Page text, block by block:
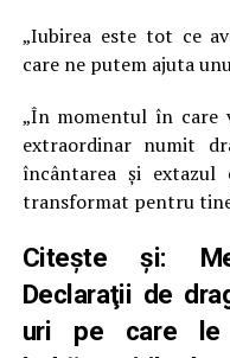
„Iubirea este tot ce
care ne putem ajuta
„În momentul în care
extraordinar numit
încântarea și extazul
transformat pentru
Citește și:
Declaraţii de
uri pe care